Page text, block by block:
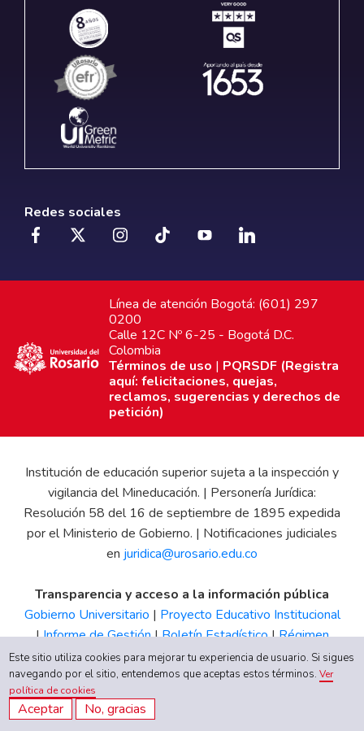
Redes sociales
Línea de atención Bogotá: (601) 297
0200
Calle 12C Nº 6-25 - Bogotá D.C.
Colombia
Términos de uso | PQRSDF (Registra
aquí: felicitaciones, quejas,
reclamos, sugerencias y derechos de
petición)
Institución de educación superior sujeta a la inspección y
vigilancia del Mineducación. | Personería Jurídica:
Resolución 58 del 16 de septiembre de 1895 expedida
por el Ministerio de Gobierno. | Notificaciones judiciales
en juridica@urosario.edu.co
Transparencia y acceso a la información pública
Gobierno Universitario | Proyecto Educativo Institucional
|Informe de Gestión|Boletín Estadístico|Régimen
Tributario|Estados Financieros |Código de Ética| Canal
de Integridad UR
Este sitio utiliza cookies para mejorar tu experiencia de usuario. Si sigues
navegando por el sitio, entendemos que aceptas estos términos.Ver
política de cookies
Aceptar No, gracias